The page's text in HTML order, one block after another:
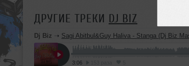
ДРУГИЕ ТРЕКИ DJ BIZ
Dj Biz ➝ Sagi Abitbul&Guy Haliva - Stanga (Dj Biz
3:06